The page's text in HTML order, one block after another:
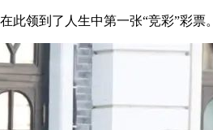
领到了人生中第一张“竞彩”彩票。